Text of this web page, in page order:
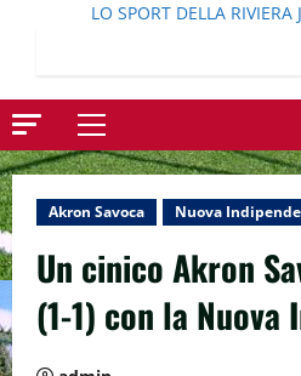
LO SPORT DELLA RIVIERA
Menu
principale
Akron Savoca Nuova
Un cinico Akron
(1-1) con la Nuova